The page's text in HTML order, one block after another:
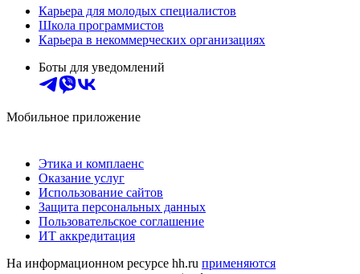
Карьера для молодых специалистов
Школа программистов
Карьера в некоммерческих организациях
Боты для уведомлений
Мобильное приложение
Этика и комплаенс
Оказание услуг
Использование сайтов
Защита персональных данных
Пользовательское соглашение
ИТ аккредитация
На информационном ресурсе hh.ru применяются